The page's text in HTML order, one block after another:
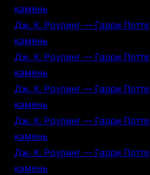
камень
Дж. К. Роулинг — Гарри
камень
Дж. К. Роулинг — Гарри
камень
Дж. К. Роулинг — Гарри
камень
Дж. К. Роулинг — Гарри
камень
Дж. К. Роулинг — Гарри
камень